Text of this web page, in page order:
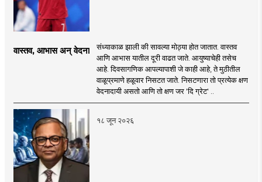
वास्तव, आभास अन् वेदना
संध्याकाळ झाली की सावल्या मोठ्या होत जातात. वास्तव
आणि आभास यातील दूरी वाढत जाते. आयुष्याचेही तसेच
आहे. दिवसागणिक आपल्यापाशी जे काही आहे, ते मुठीतील
वाळूप्रमाणे हळूवार निसटत जाते. निसटणारा तो प्रत्येक क्षण
वेदनादायी असतो आणि तो क्षण जर 'दि ग्रेट' ..
१८ जून २०२६